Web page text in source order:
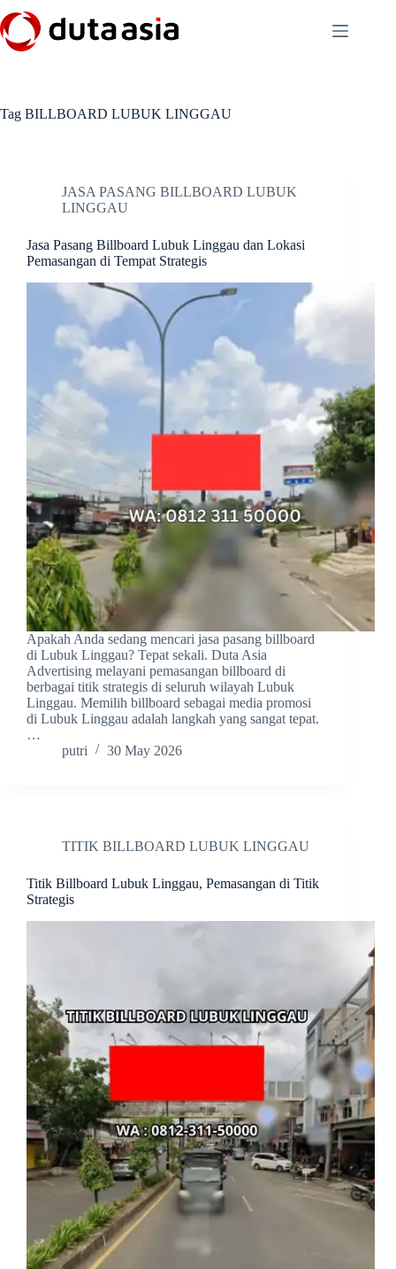
to
content
Tag BILLBOARD LUBUK LINGGAU
JASA PASANG BILLBOARD LUBUK
LINGGAU
Jasa Pasang Billboard Lubuk Linggau dan Lokasi
Pemasangan di Tempat Strategis
Apakah Anda sedang mencari jasa pasang billboard
di Lubuk Linggau? Tepat sekali. Duta Asia
Advertising melayani pemasangan billboard di
berbagai titik strategis di seluruh wilayah Lubuk
Linggau. Memilih billboard sebagai media promosi
di Lubuk Linggau adalah langkah yang sangat tepat.
…
putri
30 May 2026
TITIK BILLBOARD LUBUK LINGGAU
Titik Billboard Lubuk Linggau, Pemasangan di Titik
Strategis